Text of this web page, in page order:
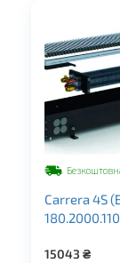
Carrera 4S
180.2000.110
15043 ₴